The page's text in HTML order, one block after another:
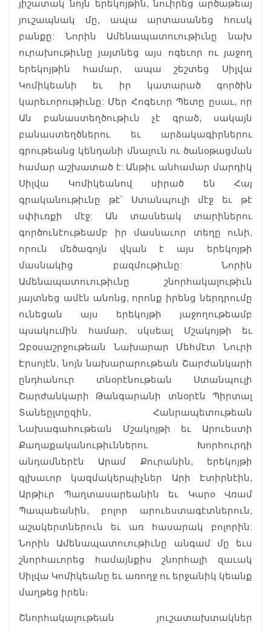
յիշատակ նոյն երեկոյթին, նուիրեց արծաթեայ
յուշապնակ մը, ապա արտասանեց հուսկ
բանքը: Նորին Ամենապատուութիւնը նախ
ուրախութիւնը յայտնեց այս ոգեւոր ու յաջող
երեկոյթին համար, ապա շեշտեց Սիլվա
Կոմիկեանի եւ իր կատարած գործին
կարեւորութիւնը: Մեր Հոգեւոր Պետը ըսաւ, որ
Ան բանաստեղծութիւն չէ գրած, սակայն
բանաստեղծներու եւ արձակագիրներու
գրութեանց կենդանի մնալուն ու ծանօթացման
համար աշխատած է: Անթիւ անհամար մարդիկ
Սիլվա Կոմիկեանով սիրած են Հայ
գրականութիւնը թէ՛ Ստանպուլի մէջ եւ թէ
սփիւռքի մէջ: Ան տասնեակ տարիներու
գործունէութեամբ իր մասնաւոր տեղը ունի,
որուն մեծագոյն վկան է այս երեկոյթի
մասնակից բազմութիւնը: Նորին
Ամենապատուութիւնը շնորհակալութիւն
յայտնեց ամէն անոնց, որոնք իրենց ներդրումը
ունեցան այս երեկոյթի յաջողութեամբ
պսակումին համար, սկսեալ Մշակոյթի եւ
Զբօսաշրջութեան Նախարար Մեհմէտ Նուրի
Էրսոյէն, նոյն նախարարութեան Շարժանկարի
ընդհանուր տնօրէնութեան Ստանպուլի
Շարժանկարի Թանգարանի տնօրէն Պիրտալ
Տանեըլտըզին, Հանրապետութեան
Նախագահութեան Մշակոյթի եւ Արուեստի
Քաղաքականութիւններու Խորհուրդի
անդամներէն Արամ Քուրանին, երեկոյթի
գլխաւոր կազմակերպիչներ Արի Էտիրնէին,
Արթիւր Պաղտասարեանին եւ Կարօ Վռամ
Պապաեանին, բոլոր արուեստագէտներուն,
աշակերտներուն եւ առ հասարակ բոլորին:
Նորին Ամենապատուութիւնը անգամ մը եւս
շնորհաւորեց համայնքիս շնորհալի զաւակ
Սիլվա Կոմիկեանը եւ առողջ ու երջանիկ կեանք
մաղթեց իրեն։
Շնորհակալութեան յուշատախտակներ